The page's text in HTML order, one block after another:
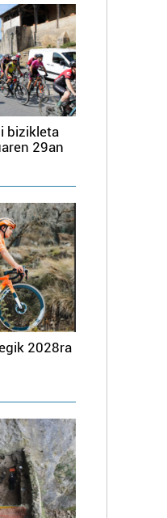
bizikleta
29an
2028ra